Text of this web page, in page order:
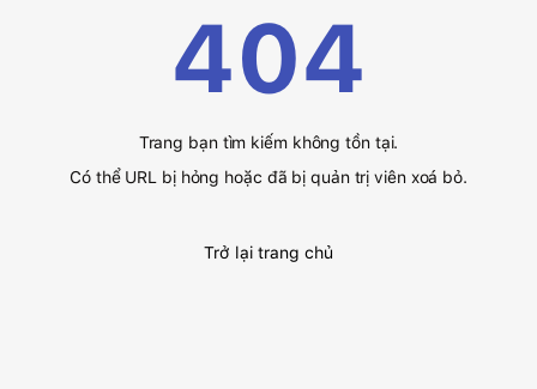
404
Trang bạn tìm kiếm không tồn tại.
Có thể URL bị hỏng hoặc đã bị quản trị viên xoá bỏ.
Trở lại trang chủ